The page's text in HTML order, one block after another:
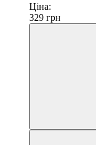
Ціна:
329 грн